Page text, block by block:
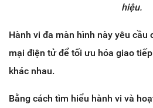
hiệu.
Hành vi đa màn hình này yêu cầu
mại điện tử để tối ưu hóa giao
khác nhau.
Bằng cách tìm hiểu hành vi và